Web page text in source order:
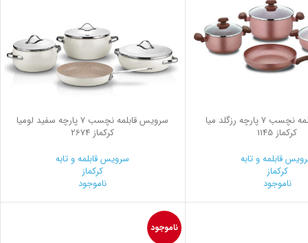
سرویس قابلمه نچسب 7 پارچه رزگلد میا
کرکماز 1145
قابلمه و تابه
کرکماز
ناموجود
سرویس قابلمه نچسب 7 پارچه سفید لومیا
کرکماز 2674
سرویس قابلمه و تابه
کرکماز
ناموجود
ناموجود